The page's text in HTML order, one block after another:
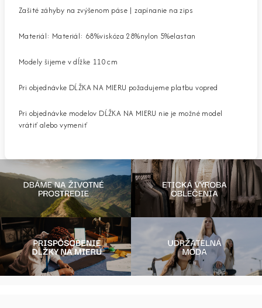
Zašité záhyby na zvýšenom páse | zapínanie na zips
Materiál: Materiál: 68%viskóza 28%nylon 5%elastan
Modely šijeme v dĺžke 110 cm
Pri objednávke DĹŽKA NA MIERU požadujeme platbu vopred
Pri objednávke modelov DĹŽKA NA MIERU nie je možné model
vrátiť alebo vymeniť